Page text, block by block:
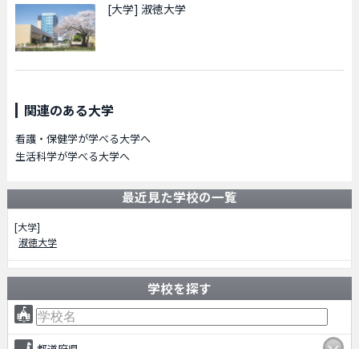
[大学] 淑徳大学
関連のある大学
看護・保健学が学べる大学へ
生活科学が学べる大学へ
最近見た学校の一覧
[大学]
淑徳大学
学校を探す